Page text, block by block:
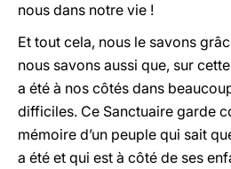
nous dans notre vie !
Et tout cela, nous le savons
nous savons aussi que, sur
a été à nos côtés dans
difficiles. Ce Sanctuaire garde
mémoire d’un peuple qui sait
a été et qui est à côté de ses